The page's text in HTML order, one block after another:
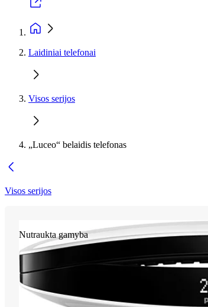
Laidiniai telefonai
Visos serijos
„Luceo“ belaidis telefonas
Visos serijos
Nutraukta gamyba